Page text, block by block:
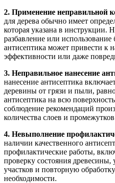
2. Применение неправильной
для дерева обычно имеет
которая указана в инструкции.
разбавление или
антисептика может привести к
эффективности или даже
3. Неправильное нанесение
нанесение антисептика
деревины от грязи и пыли,
антисептика на всю
соблюдение рекомендаций
количества слоев и
4. Невыполнение
наличии качественного
профилактические работы,
проверку состояния
участков и повторную
необходимости.